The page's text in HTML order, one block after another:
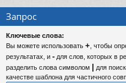
Запрос
Ключевые слова:
Вы можете использовать + , чтобы
результатах, и - для слов, которых в
разделить слова символом | для
качестве шаблона для частичного